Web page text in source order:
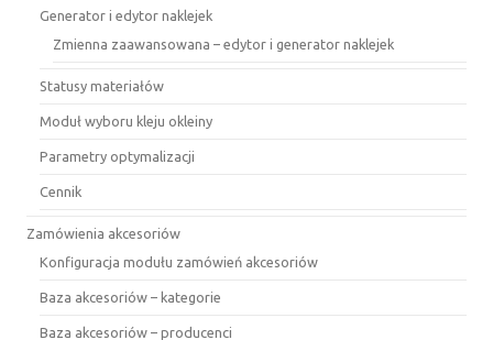
Generator i edytor naklejek
Zmienna zaawansowana – edytor i generator naklejek
Statusy materiałów
Moduł wyboru kleju okleiny
Parametry optymalizacji
Cennik
Zamówienia akcesoriów
Konfiguracja modułu zamówień akcesoriów
Baza akcesoriów – kategorie
Baza akcesoriów – producenci